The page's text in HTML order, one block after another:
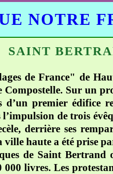
NOTRE
SAINT
de France" de
Compostelle. Sur un
d’un premier
de trois
derrière ses
haute a été prise
de Saint
livres. Les